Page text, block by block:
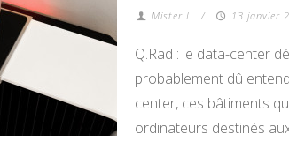
Mister L. / 13 janvier
Q.Rad : le data-center
probablement dû
center, ces bâtiments
ordinateurs destinés